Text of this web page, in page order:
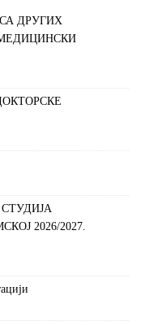
ДРУГИХ
2026/2027.